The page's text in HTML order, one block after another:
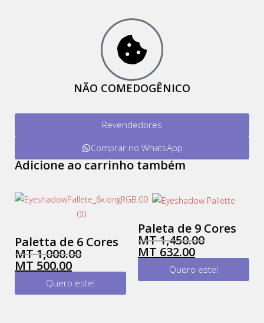
NÃO COMEDOGÊNICO
Revendedores
Comprar no WhatsApp
Adicione ao carrinho também
Paletta de 6 Cores
MT1,000.00
MT 500.00
Quero este!
Paleta de 9 Cores
MT1,450.00
MT 632.00
Quero este!